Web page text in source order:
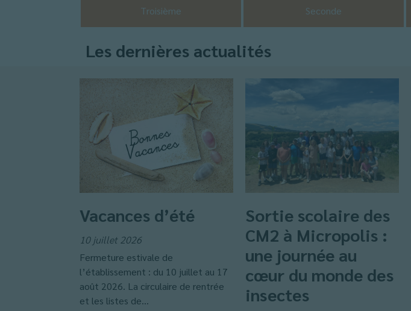
Troisième Seconde
Les dernières actualités
Vacances d’été
10 juillet 2026
Fermeture estivale de
l’établissement : du 10 juillet au 17
août 2026. La circulaire de rentrée
et les listes de...
Sortie scolaire des
CM2 à Micropolis :
une journée au
cœur du monde des
insectes